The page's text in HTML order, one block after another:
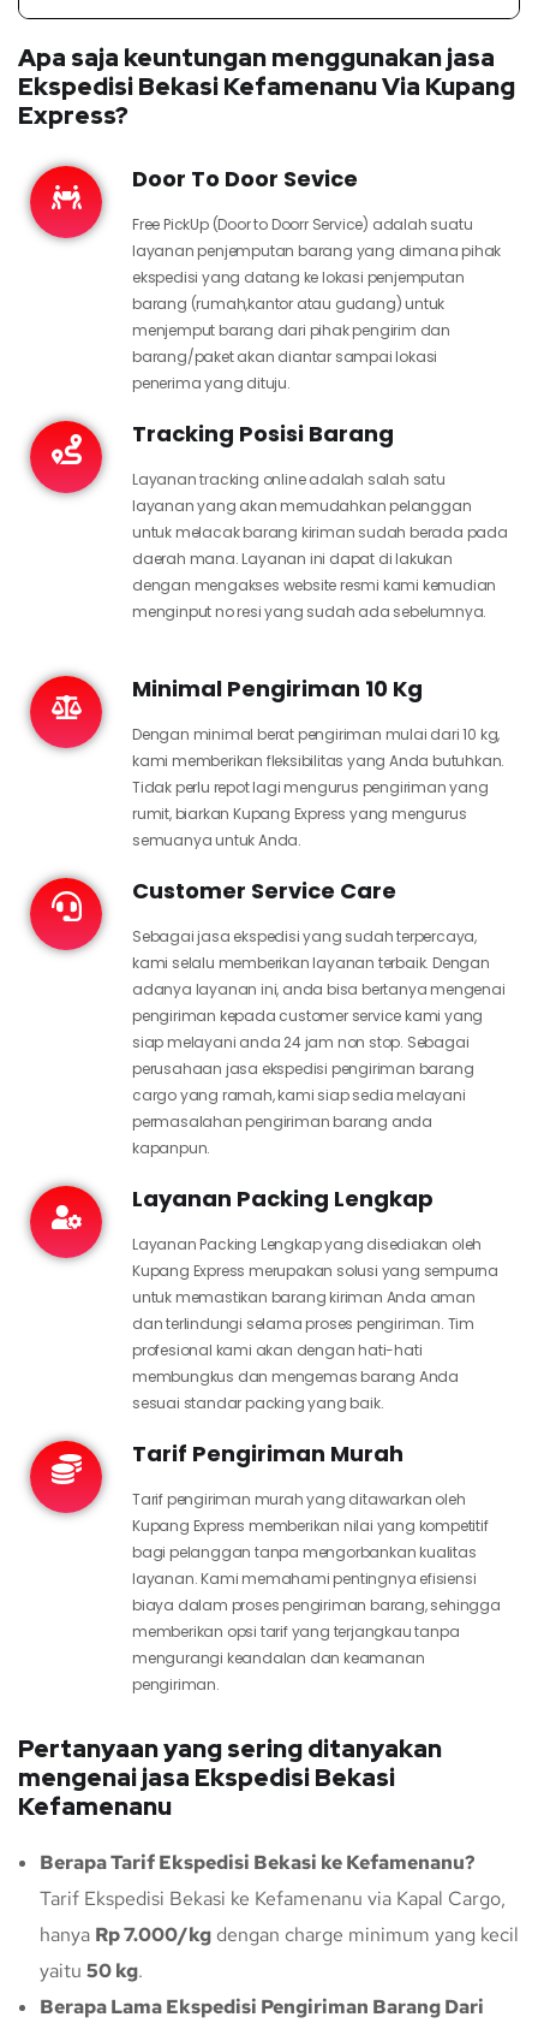
Apa saja keuntungan menggunakan jasa
Ekspedisi Bekasi Kefamenanu Via Kupang
Express?
Door To Door Sevice
Free PickUp (Door to Doorr Service) adalah suatu
layanan penjemputan barang yang dimana pihak
ekspedisi yang datang ke lokasi penjemputan
barang (rumah,kantor atau gudang) untuk
menjemput barang dari pihak pengirim dan
barang/paket akan diantar sampai lokasi
penerima yang dituju.
Tracking Posisi Barang
Layanan tracking online adalah salah satu
layanan yang akan memudahkan pelanggan
untuk melacak barang kiriman sudah berada pada
daerah mana. Layanan ini dapat di lakukan
dengan mengakses website resmi kami kemudian
menginput no resi yang sudah ada sebelumnya.
Minimal Pengiriman 10 Kg
Dengan minimal berat pengiriman mulai dari 10 kg,
kami memberikan fleksibilitas yang Anda butuhkan.
Tidak perlu repot lagi mengurus pengiriman yang
rumit, biarkan Kupang Express yang mengurus
semuanya untuk Anda.
Customer Service Care
Sebagai jasa ekspedisi yang sudah terpercaya,
kami selalu memberikan layanan terbaik. Dengan
adanya layanan ini, anda bisa bertanya mengenai
pengiriman kepada customer service kami yang
siap melayani anda 24 jam non stop. Sebagai
perusahaan jasa ekspedisi pengiriman barang
cargo yang ramah, kami siap sedia melayani
permasalahan pengiriman barang anda
kapanpun.
Layanan Packing Lengkap
Layanan Packing Lengkap yang disediakan oleh
Kupang Express merupakan solusi yang sempurna
untuk memastikan barang kiriman Anda aman
dan terlindungi selama proses pengiriman. Tim
profesional kami akan dengan hati-hati
membungkus dan mengemas barang Anda
sesuai standar packing yang baik.
Tarif Pengiriman Murah
Tarif pengiriman murah yang ditawarkan oleh
Kupang Express memberikan nilai yang kompetitif
bagi pelanggan tanpa mengorbankan kualitas
layanan. Kami memahami pentingnya efisiensi
biaya dalam proses pengiriman barang, sehingga
memberikan opsi tarif yang terjangkau tanpa
mengurangi keandalan dan keamanan
pengiriman.
Pertanyaan yang sering ditanyakan
mengenai jasa Ekspedisi Bekasi
Kefamenanu
Berapa Tarif Ekspedisi Bekasi ke Kefamenanu?
Tarif Ekspedisi Bekasi ke Kefamenanu via Kapal Cargo,
hanya Rp 7.000/kg dengan charge minimum yang kecil
yaitu 50 kg.
Berapa Lama Ekspedisi Pengiriman Barang Dari